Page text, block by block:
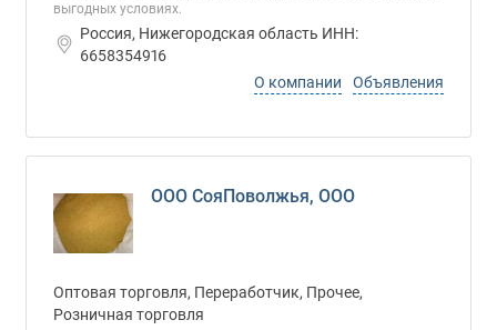
выгодных условиях.
Россия, Нижегородская область ИНН:
6658354916
О компании
Объявления
ООО СояПоволжья, ООО
Оптовая торговля, Переработчик, Прочее,
Розничная торговля